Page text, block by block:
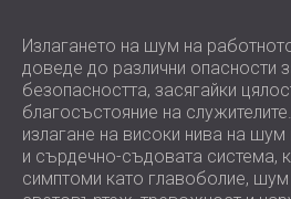
ЗВУКОИЗОЛАЦИЯ И
ЗАЛИ
РЕШЕНИЯ ЗА
ЗВУКОИЗОЛАЦИЯ И
УЧЕБНИ ЗАВЕДЕНИЯ
FINLAND (FI)
РОССИЯ (RU)
USA (US)
SOUTH AFRICA (ZA)
Излагането на шум на
доведе до различни опасности
безопасността, засягайки
благосъстояние на
излагане на високи нива на
и сърдечно-съдовата система,
симптоми като главоболие, шум